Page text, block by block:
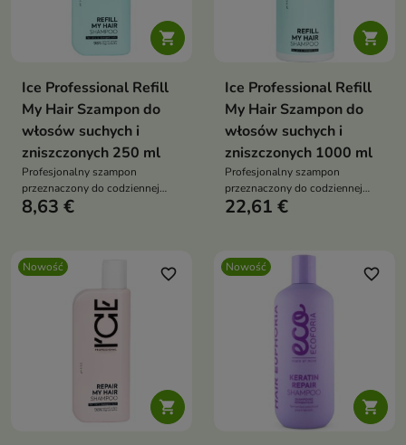

Ice Professional Refill
My Hair Szampon do
włosów suchych i
zniszczonych 250 ml
Profesjonalny szampon
przeznaczony do codziennej
pielęgnacji włosów suchych,
8,63 €

Ice Professional Refill
My Hair Szampon do
włosów suchych i
zniszczonych 1000 ml
Profesjonalny szampon
przeznaczony do codziennej
pielęgnacji włosów suchych,
22,61 €
Nowość

favorite_border Nowość

favorite_border